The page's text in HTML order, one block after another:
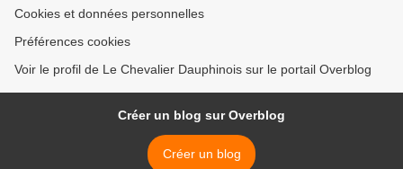
Cookies et données personnelles
Préférences cookies
Voir le profil de Le Chevalier Dauphinois sur le portail Overblog
Créer un blog sur Overblog
Créer un blog